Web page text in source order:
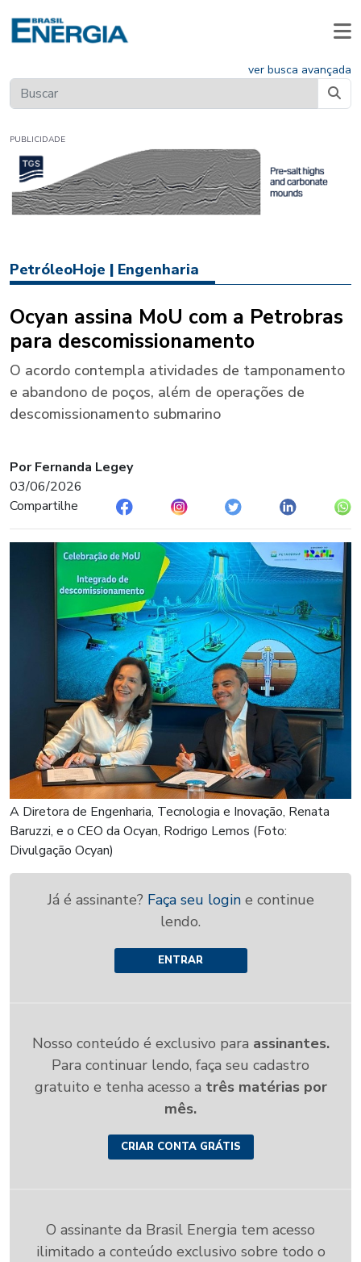
ver busca avançada
PUBLICIDADE
PetróleoHoje | Engenharia
Ocyan assina MoU com a Petrobras
para descomissionamento
O acordo contempla atividades de tamponamento
e abandono de poços, além de operações de
descomissionamento submarino
Por Fernanda Legey
03/06/2026
Compartilhe
A Diretora de Engenharia, Tecnologia e Inovação, Renata
Baruzzi, e o CEO da Ocyan, Rodrigo Lemos (Foto:
Divulgação Ocyan)
Já é assinante? Faça seu login e continue
lendo.
ENTRAR
Nosso conteúdo é exclusivo para assinantes.
Para continuar lendo, faça seu cadastro
gratuito e tenha acesso a três matérias por
mês.
CRIAR CONTA GRÁTIS
O assinante da Brasil Energia tem acesso
ilimitado a conteúdo exclusivo sobre todo o